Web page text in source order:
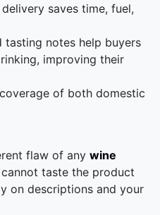
saves time, fuel,
tasting notes help buyers
improving their
of both domestic
flaw of any wine
taste the product
on descriptions and your